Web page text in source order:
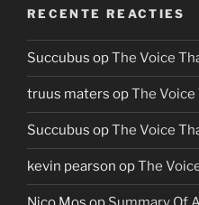
RECENTE REACTIES
Succubus opThe Voice
truus maters opThe Voice
Succubus opThe Voice
kevin pearson opThe